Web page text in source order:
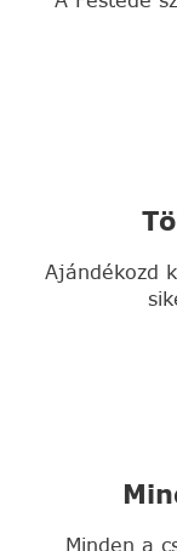
Ajándékozd
Minden a